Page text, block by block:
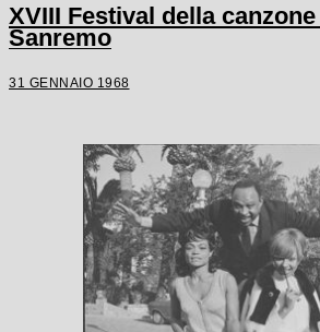
XVIII Festival della
Sanremo
31 GENNAIO 1968